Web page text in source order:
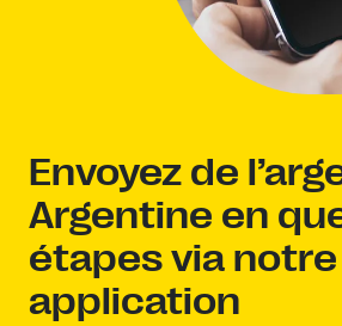
Envoyez de
Argentine en
étapes via notre
application